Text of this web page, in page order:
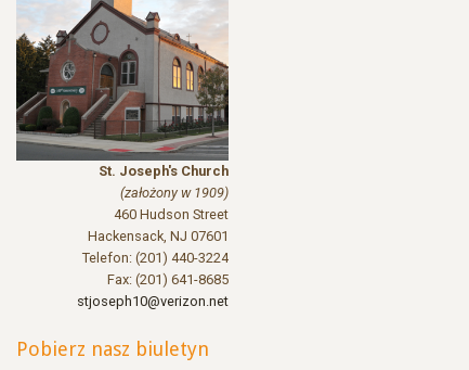
St. Joseph's Church
(założony w 1909)
460 Hudson Street
Hackensack, NJ 07601
Telefon: (201) 440-3224
Fax: (201) 641-8685
stjoseph10@verizon.net
Pobierz nasz biuletyn